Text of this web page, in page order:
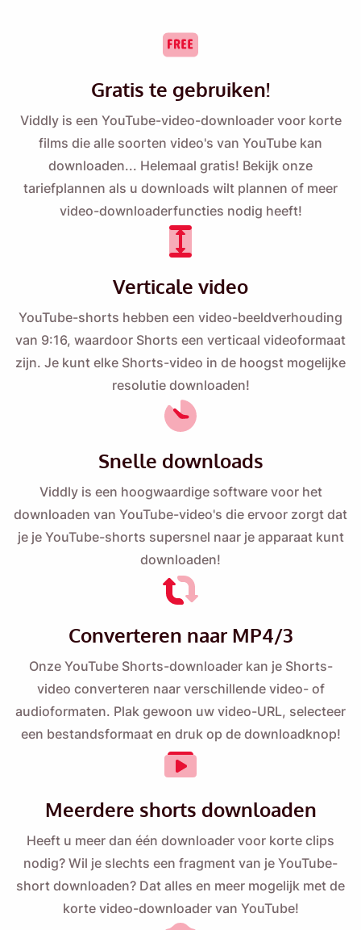
Gratis te gebruiken!
Viddly is een YouTube-video-downloader voor korte
films die alle soorten video's van YouTube kan
downloaden... Helemaal gratis! Bekijk onze
tariefplannen als u downloads wilt plannen of meer
video-downloaderfuncties nodig heeft!
Verticale video
YouTube-shorts hebben een video-beeldverhouding
van 9:16, waardoor Shorts een verticaal videoformaat
zijn. Je kunt elke Shorts-video in de hoogst mogelijke
resolutie downloaden!
Snelle downloads
Viddly is een hoogwaardige software voor het
downloaden van YouTube-video's die ervoor zorgt dat
je je YouTube-shorts supersnel naar je apparaat kunt
downloaden!
Converteren naar MP4/3
Onze YouTube Shorts-downloader kan je Shorts-
video converteren naar verschillende video- of
audioformaten. Plak gewoon uw video-URL, selecteer
een bestandsformaat en druk op de downloadknop!
Meerdere shorts downloaden
Heeft u meer dan één downloader voor korte clips
nodig? Wil je slechts een fragment van je YouTube-
short downloaden? Dat alles en meer mogelijk met de
korte video-downloader van YouTube!
Herinner mij eraan 🔔
Stuur uzelf een herinnering om Viddly te
downloaden wanneer u weer op MacOS of
Windows PC zit.
Email
Door deze optie aan te vinken, gaat u akkoord met ons
Versturen